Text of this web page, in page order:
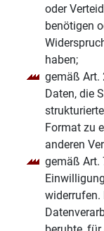
oder
benötigen
haben;
gemäß Art.
Daten, die
Format zu
anderen
gemäß Art.
widerrufen.